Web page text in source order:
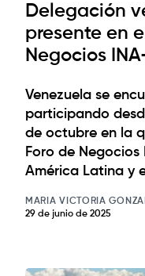
Delegación
presente en
Negocios
Venezuela se
participando
de octubre en la
Foro de Negocios
América Latina y
MARIA VICTORIA
29 de junio de 2025